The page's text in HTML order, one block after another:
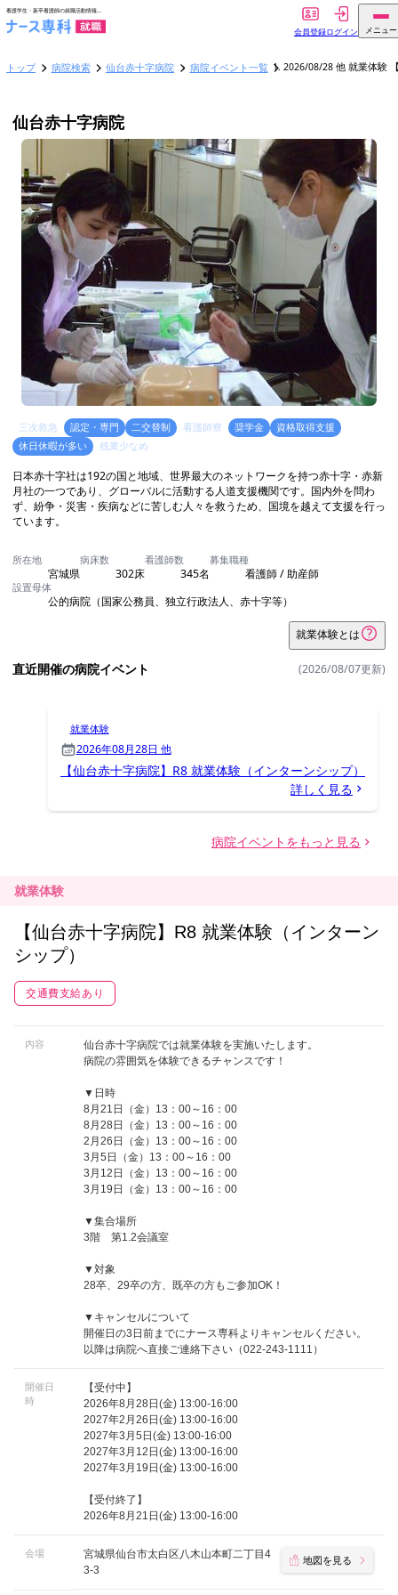
就業体験
【仙台赤十字病院】R8 就業体験（インターン
シップ）
交通費支給あり
内容
仙台赤十字病院では就業体験を実施いたします。
病院の雰囲気を体験できるチャンスです！
▼日時
8月21日（金）13：00～16：00
8月28日（金）13：00～16：00
2月26日（金）13：00～16：00
3月5日（金）13：00～16：00
3月12日（金）13：00～16：00
3月19日（金）13：00～16：00
▼集合場所
3階 第1.2会議室
▼対象
28卒、29卒の方、既卒の方もご参加OK！
▼キャンセルについて
開催日の3日前までにナース専科よりキャンセルください。
以降は病院へ直接ご連絡下さい（022-243-1111）
開催日
時
【受付中】
2026年8月28日(金) 13:00-16:00
2027年2月26日(金) 13:00-16:00
2027年3月5日(金) 13:00-16:00
2027年3月12日(金) 13:00-16:00
2027年3月19日(金) 13:00-16:00
【受付終了】
2026年8月21日(金) 13:00-16:00
会場
宮城県仙台市太白区八木山本町二丁目4
3-3
地図を見る